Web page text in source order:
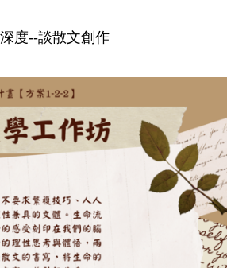
度--談散文創作